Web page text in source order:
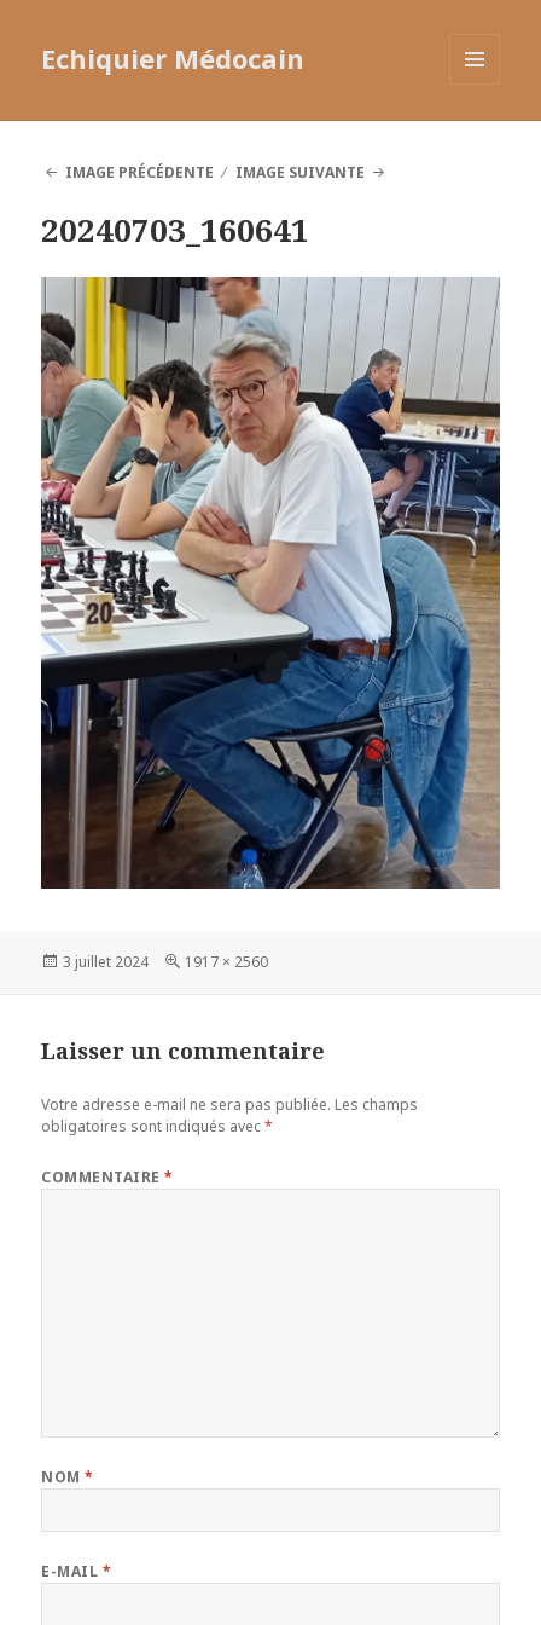
Echiquier Médocain
IMAGE PRÉCÉDENTE
IMAGE SUIVANTE
20240703_160641
Publié
3 juillet 2024
Taille
1917 × 2560
Laisser un commentaire
Votre adresse e-mail ne sera pas publiée. Les champs
obligatoires sont indiqués avec*
COMMENTAIRE*
NOM*
E-MAIL *